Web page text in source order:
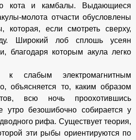
кота и камбалы. Выдающиеся
молота отчасти обусловлены
если смотреть сверху,
Широкий лоб сплошь усеян
благодаря которым акула легко
к слабым электромагнитным
объясняется то, каким образом
всю ночь проохотившись
утро безошибочно собирается у
рифа. Существует теория,
эти рыбы ориентируются по